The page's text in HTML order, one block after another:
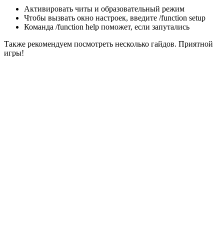
Активировать читы и образовательный режим
Чтобы вызвать окно настроек, введите /function setup
Команда /function help поможет, если запутались
Также рекомендуем посмотреть несколько гайдов. Приятной
игры!